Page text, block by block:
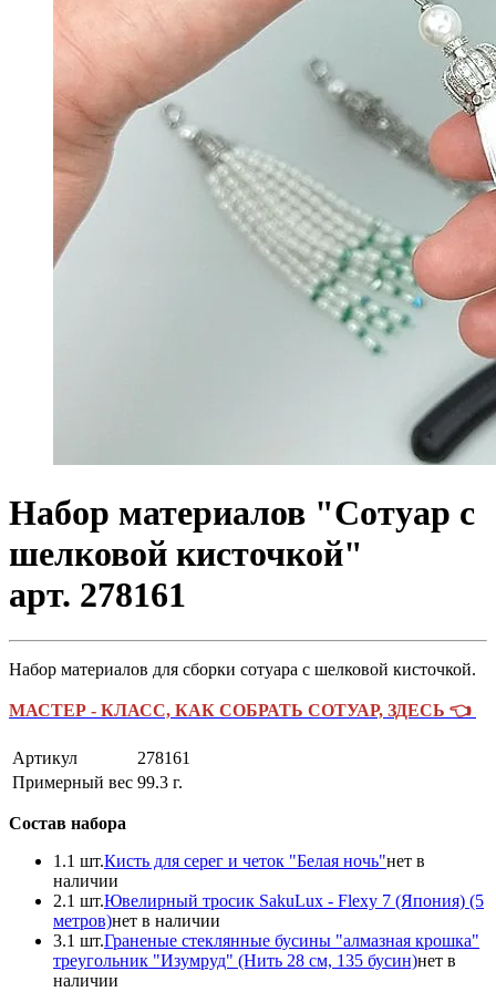
Набор материалов "Сотуар с
шелковой кисточкой"
арт. 278161
Набор материалов для сборки сотуара с шелковой кисточкой.
МАСТЕР - КЛАСС, КАК СОБРАТЬ СОТУАР, ЗДЕСЬ 👈
Артикул
278161
Примерный вес 99.3 г.
Состав набора
1.1 шт.Кисть для серег и четок "Белая ночь"нет в
наличии
2.1 шт.Ювелирный тросик SakuLux - Flexy 7 (Япония) (5
метров)нет в наличии
3.1 шт.Граненые стеклянные бусины "алмазная крошка"
треугольник "Изумруд" (Нить 28 см, 135 бусин)нет в
наличии